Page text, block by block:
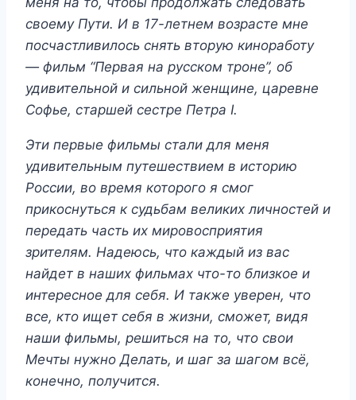
своему Пути. И в 17-летнем возрасте мне
посчастливилось снять вторую киноработу
— фильм “Первая на русском троне”, об
удивительной и сильной женщине, царевне
Софье, старшей сестре Петра I.
Эти первые фильмы стали для меня
удивительным путешествием в историю
России, во время которого я смог
прикоснуться к судьбам великих личностей и
передать часть их мировосприятия
зрителям. Надеюсь, что каждый из вас
найдет в наших фильмах что-то близкое и
интересное для себя. И также уверен, что
все, кто ищет себя в жизни, сможет, видя
наши фильмы, решиться на то, что свои
Мечты нужно Делать, и шаг за шагом всё,
конечно, получится.